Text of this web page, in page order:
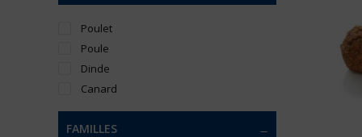
Poulet
Poule
Dinde
Canard
FAMILLES